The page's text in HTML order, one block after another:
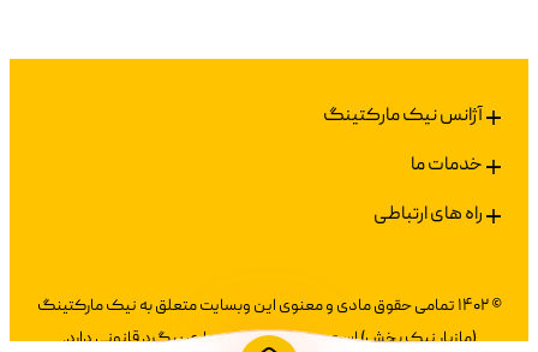
آژانس نیک مارکتینگ
خدمات ما
راه های ارتباطی
© ۱۴۰۲ تمامی حقوق مادی و معنوی این وبسایت متعلق به نیک مارکتینگ
(مازیار نیک بخش) است و هر گونه کپی‌برداری پیگرد قانونی دارد.